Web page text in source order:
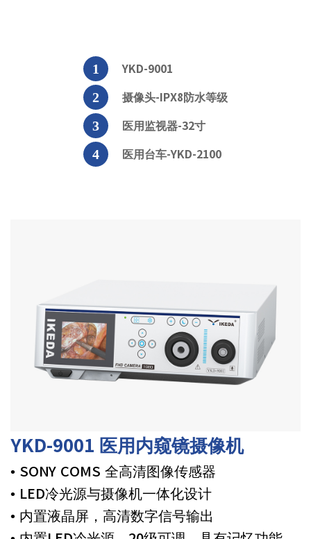
YKD-9001
摄像头-IPX8防水等级
医用监视器-32寸
医用台车-YKD-2100
YKD-9001 医用内窥镜摄像机
• SONY COMS 全高清图像传感器
• LED冷光源与摄像机一体化设计
• 内置液晶屏，高清数字信号输出